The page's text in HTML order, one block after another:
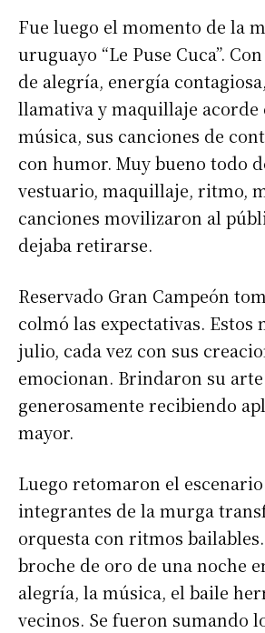
Suscribirme gratis
Dirección de correo electrónico
Nombre
Apellidos
Fue luego el momento de la
uruguayo “Le Puse Cuca”.
de alegría, energía
llamativa y maquillaje acorde
música, sus canciones de
con humor. Muy bueno todo
vestuario, maquillaje, ritmo,
canciones movilizaron al
dejaba retirarse.
Reservado Gran Campeón
colmó las expectativas. Estos
julio, cada vez con sus
emocionan. Brindaron su arte
generosamente recibiendo
mayor.
Luego retomaron el
integrantes de la murga
orquesta con ritmos
broche de oro de una noche
alegría, la música, el baile
vecinos. Se fueron sumando